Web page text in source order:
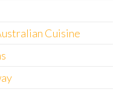
Cuisine